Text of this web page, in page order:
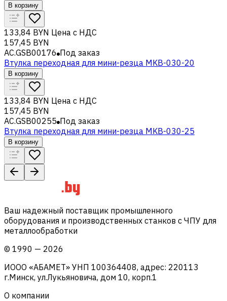
В корзину
133,84 BYN Цена с НДС
157,45 BYN
AC.GSB00176 Под заказ
Втулка переходная для мини-резца MKB-030-20
В корзину
133,84 BYN Цена с НДС
157,45 BYN
AC.GSB00255 Под заказ
Втулка переходная для мини-резца MKB-030-25
В корзину
Ваш надежный поставщик промышленного
оборудования и производственных станков с ЧПУ для
металлообработки
© 1990 — 2026
ИООО «АБАМЕТ» УНП 100364408, адрес: 220113
г.Минск, ул.Лукьяновича, дом 10, корп.1
О компании